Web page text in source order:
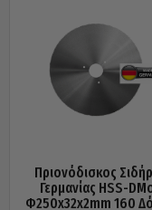
Πριονόδισκος
Γερμανίας HSS-
Φ250x32x2mm 160